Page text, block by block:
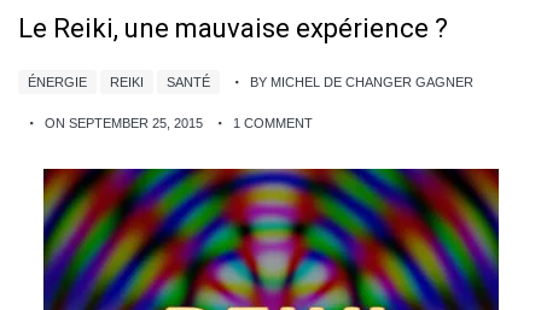
Le Reiki, une mauvaise expérience ?
ÉNERGIE REIKI SANTÉ BY MICHEL DE CHANGER GAGNER
ON SEPTEMBER 25, 2015 1 COMMENT